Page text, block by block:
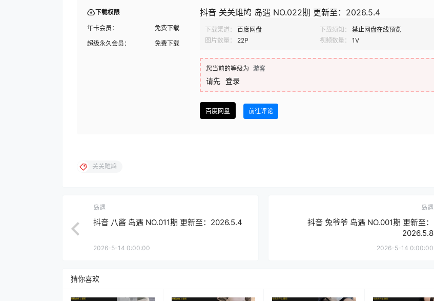
下载权限
年卡会员：
免费下载
超级永久会员：
免费下载
抖音 关关雎鸠 岛遇 NO.022期 更新至：2026.5.4
下载渠道： 百度网盘 下载须知：
禁止网盘在线预览
图片数量：
22P 视频数量： 1V
您当前的等级为 游客
请先 登录
百度网盘 前往评论
关关雎鸠
岛遇
抖音 八酱 岛遇 NO.011期 更新至：2026.5.4
2026-5-14 0:00:00
岛遇
抖音 兔爷爷 岛遇 NO.001期 更新至：
2026.5.8
2026-5-14 0:00:00
猜你喜欢